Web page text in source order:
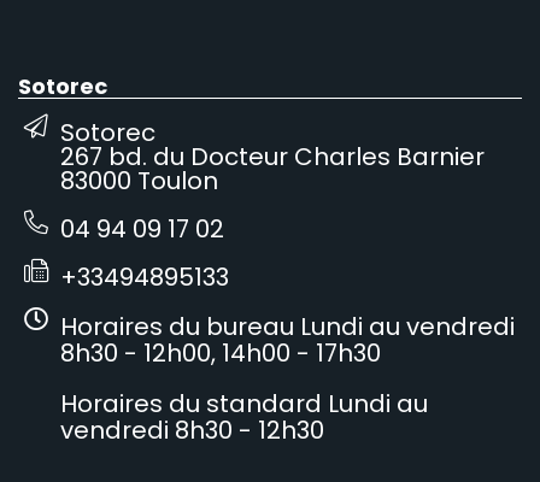
Sotorec
Sotorec
267 bd. du Docteur Charles Barnier
83000 Toulon
04 94 09 17 02
+33494895133
Horaires du bureau Lundi au vendredi
8h30 - 12h00, 14h00 - 17h30
Horaires du standard Lundi au
vendredi 8h30 - 12h30